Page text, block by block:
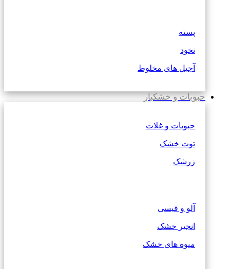
پسته
نخود
آجیل های مخلوط
حبوبات و خشکبار
حبوبات و غلات
توت خشک
زرشک
آلو و قیسی
انجیر خشک
میوه های خشک